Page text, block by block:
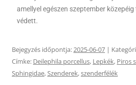
amellyel egészen szeptember
védett.
Bejegyzés időpontja:2025-06-07 |
Címke: Deilephila porcellus, Lepkék, Piros
Sphingidae,Szenderek,szenderfélék